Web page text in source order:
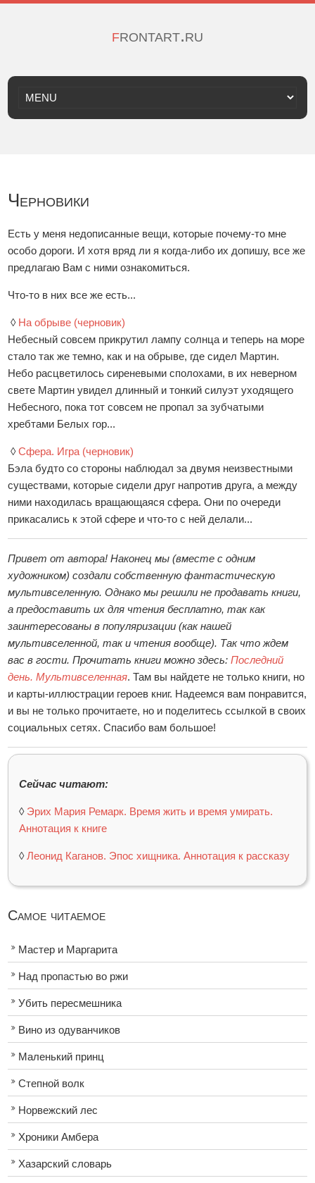
frontart.ru
Черновики
Есть у меня недописанные вещи, которые почему-то мне
особо дороги. И хотя вряд ли я когда-либо их допишу, все же
предлагаю Вам с ними ознакомиться.
Что-то в них все же есть...
◊ На обрыве (черновик)
Небесный совсем прикрутил лампу солнца и теперь на море
стало так же темно, как и на обрыве, где сидел Мартин.
Небо расцветилось сиреневыми сполохами, в их неверном
свете Мартин увидел длинный и тонкий силуэт уходящего
Небесного, пока тот совсем не пропал за зубчатыми
хребтами Белых гор...
◊Сфера. Игра (черновик)
Бэла будто со стороны наблюдал за двумя неизвестными
существами, которые сидели друг напротив друга, а между
ними находилась вращающаяся сфера. Они по очереди
прикасались к этой сфере и что-то с ней делали...
Привет от автора! Наконец мы (вместе с одним
художником) создали собственную фантастическую
мультивселенную. Однако мы решили не продавать книги,
а предоставить их для чтения бесплатно, так как
заинтересованы в популяризации (как нашей
мультивселенной, так и чтения вообще). Так что ждем
вас в гости. Прочитать книги можно здесь:Последний
день. Мультивселенная. Там вы найдете не только книги, но
и карты-иллюстрации героев книг. Надеемся вам понравится,
и вы не только прочитаете, но и поделитесь ссылкой в своих
социальных сетях. Спасибо вам большое!
Сейчас читают:
◊ Эрих Мария Ремарк. Время жить и время умирать.
Аннотация к книге
◊Леонид Каганов. Эпос хищника. Аннотация к рассказу
Самое читаемое
Мастер и Маргарита
Над пропастью во ржи
Убить пересмешника
Вино из одуванчиков
Маленький принц
Степной волк
Норвежский лес
Хроники Амбера
Хазарский словарь